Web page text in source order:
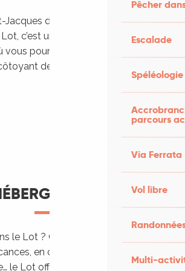
Pêcher
Escalade
Spéléologie
parcours
Via Ferrata
Vol libre
Multi-
Jacques de Compostelle, Véloroutes,
c’est une véritable destination de
vous pourrez pratiquer votre activité
des paysages grandioses.
le Lot ? Chez l’habitant, dans une
en camping, ou dans un hôtel
le Lot offre des hébergements